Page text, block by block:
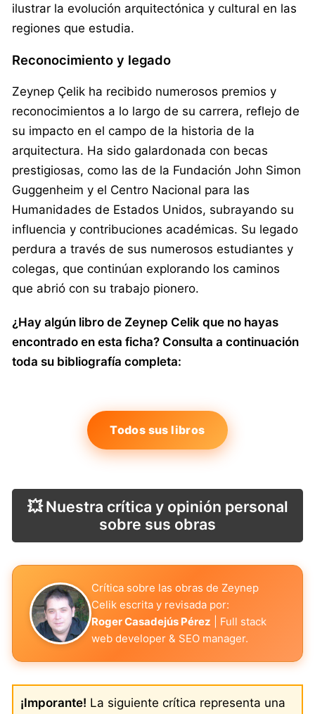
ilustrar la evolución arquitectónica y cultural en las
regiones que estudia.
Reconocimiento y legado
Zeynep Çelik ha recibido numerosos premios y
reconocimientos a lo largo de su carrera, reflejo de
su impacto en el campo de la historia de la
arquitectura. Ha sido galardonada con becas
prestigiosas, como las de la Fundación John Simon
Guggenheim y el Centro Nacional para las
Humanidades de Estados Unidos, subrayando su
influencia y contribuciones académicas. Su legado
perdura a través de sus numerosos estudiantes y
colegas, que continúan explorando los caminos
que abrió con su trabajo pionero.
¿Hay algún libro de Zeynep Celik que no hayas
encontrado en esta ficha? Consulta a continuación
toda su bibliografía completa:
Todos sus libros
💥 Nuestra crítica y opinión personal
sobre sus obras
Crítica sobre las obras de Zeynep
Celik escrita y revisada por:
Roger Casadejús Pérez
| Full stack
web developer & SEO manager.
¡Imporante! La siguiente crítica representa una